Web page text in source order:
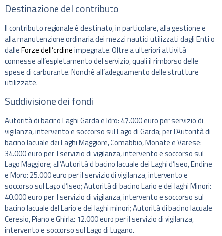
Destinazione del contributo
Il contributo regionale è destinato, in particolare, alla gestione e
alla manutenzione ordinaria dei mezzi nautici utilizzati dagli Enti o
dalleForze dell’ordineimpegnate. Oltre a ulteriori attività
connesse all’espletamento del servizio, quali il rimborso delle
spese di carburante. Nonchè all’adeguamento delle strutture
utilizzate.
Suddivisione dei fondi
Autorità di bacino Laghi Garda e Idro: 47.000 euro per servizio di
vigilanza, intervento e soccorso sul Lago di Garda; per l’Autorità di
bacino lacuale dei Laghi Maggiore, Comabbio, Monate e Varese:
34.000 euro per il servizio di vigilanza, intervento e soccorso sul
Lago Maggiore; all’Autorità d bacino lacuale dei Laghi d’Iseo, Endine
e Moro: 25.000 euro per il servizio di vigilanza, intervento e
soccorso sul Lago d’Iseo; Autorità di bacino Lario e dei laghi Minori:
40.000 euro per il servizio di vigilanza, intervento e soccorso sul
bacino lacuale del Lario e dei laghi minori; Autorità di bacino lacuale
Ceresio, Piano e Ghirla: 12.000 euro per il servizio di vigilanza,
intervento e soccorso sul Lago di Lugano.